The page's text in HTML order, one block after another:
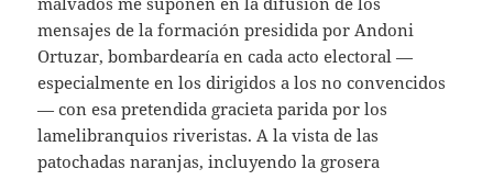
mensajes de la formación presidida por Andoni
Ortuzar, bombardearía en cada acto electoral —
especialmente en los dirigidos a los no convencidos
— con esa pretendida gracieta parida por los
lamelibranquios riveristas. A la vista de las
patochadas naranjas, incluyendo la grosera